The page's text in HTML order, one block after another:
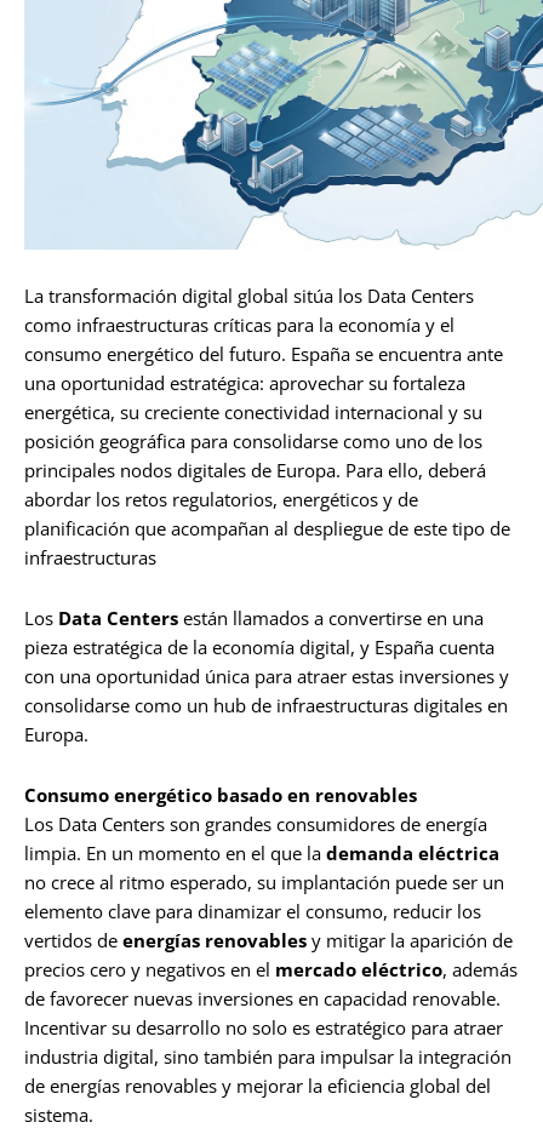
La transformación digital global sitúa los Data Centers
como infraestructuras críticas para la economía y el
consumo energético del futuro. España se encuentra ante
una oportunidad estratégica: aprovechar su fortaleza
energética, su creciente conectividad internacional y su
posición geográfica para consolidarse como uno de los
principales nodos digitales de Europa. Para ello, deberá
abordar los retos regulatorios, energéticos y de
planificación que acompañan al despliegue de este tipo de
infraestructuras
Los Data Centers están llamados a convertirse en una
pieza estratégica de la economía digital, y España cuenta
con una oportunidad única para atraer estas inversiones y
consolidarse como un hub de infraestructuras digitales en
Europa.
Consumo energético basado en renovables
Los Data Centers son grandes consumidores de energía
limpia. En un momento en el que la demanda eléctrica
no crece al ritmo esperado, su implantación puede ser un
elemento clave para dinamizar el consumo, reducir los
vertidos de energías renovables y mitigar la aparición de
precios cero y negativos en el mercado eléctrico, además
de favorecer nuevas inversiones en capacidad renovable.
Incentivar su desarrollo no solo es estratégico para atraer
industria digital, sino también para impulsar la integración
de energías renovables y mejorar la eficiencia global del
sistema.